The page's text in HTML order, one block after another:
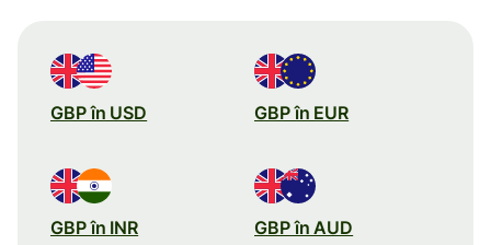
GBP în USD GBP în EUR
GBP în INR GBP în AUD